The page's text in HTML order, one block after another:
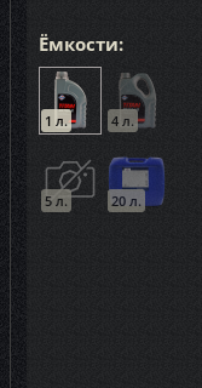
Ёмкости:
1 л. 4 л.
5 л. 20 л.